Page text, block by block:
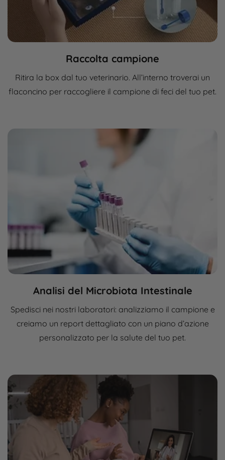
Raccolta campione
Ritira la box dal tuo veterinario. All’interno troverai un
flaconcino per raccogliere il campione di feci del tuo pet.
Analisi del Microbiota Intestinale
Spedisci nei nostri laboratori: analizziamo il campione e
creiamo un report dettagliato con un piano d’azione
personalizzato per la salute del tuo pet.